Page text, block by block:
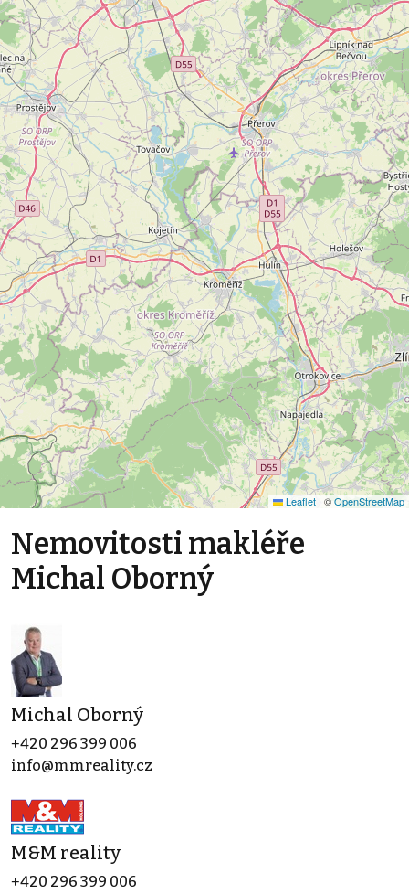
Leaflet | ©OpenStreetMap
Nemovitosti makléře
Michal Oborný
Michal Oborný
+420 296 399 006
info@mmreality.cz
M&M reality
+420 296 399 006